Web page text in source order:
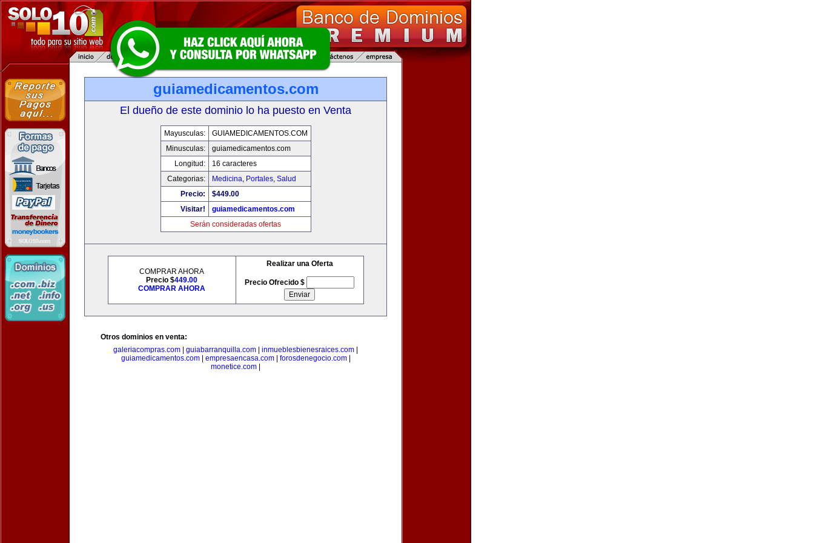
guiamedicamentos.com
El dueño de este dominio lo ha puesto en Venta
Mayusculas:
GUIAMEDICAMENTOS.COM
Minusculas:
guiamedicamentos.com
Longitud:
16 caracteres
Categorias:
Medicina, Portales, Salud
Precio:
$449.00
Visitar!
guiamedicamentos.com
Serán consideradas ofertas
COMPRAR AHORA
Precio $449.00
COMPRAR AHORA
Realizar una Oferta
Precio Ofrecido $
Otros dominios en venta:
galeriacompras.com
guiabarranquilla.com inmueblesbienesraices.com
guiamedicamentos.com| empresaencasa.com| forosdenegocio.com|
monetice.com